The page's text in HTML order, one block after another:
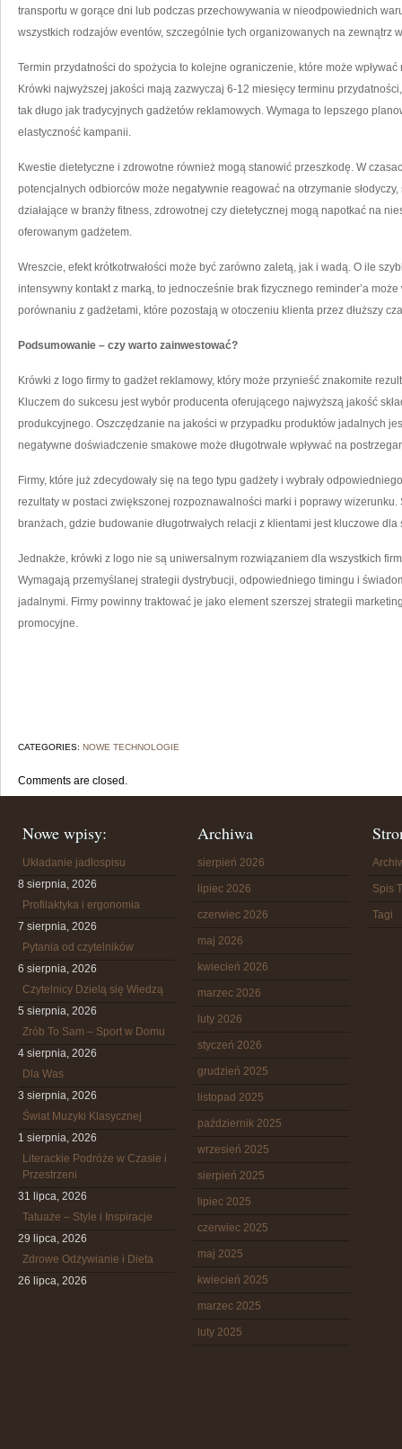
transportu w gorące dni lub podczas przechowywania w nieodpowiednich
wszystkich rodzajów eventów, szczególnie tych organizowanych na zewnątrz
Termin przydatności do spożycia to kolejne ograniczenie, które może
Krówki najwyższej jakości mają zazwyczaj 6-12 miesięcy terminu
tak długo jak tradycyjnych gadżetów reklamowych. Wymaga to lepszego
elastyczność kampanii.
Kwestie dietetyczne i zdrowotne również mogą stanowić przeszkodę. W
potencjalnych odbiorców może negatywnie reagować na otrzymanie
działające w branży fitness, zdrowotnej czy dietetycznej mogą napotkać na
oferowanym gadżetem.
Wreszcie, efekt krótkotrwałości może być zarówno zaletą, jak i wadą. O ile
intensywny kontakt z marką, to jednocześnie brak fizycznego reminder’a
porównaniu z gadżetami, które pozostają w otoczeniu klienta przez dłuższy
Podsumowanie – czy warto zainwestować?
Krówki z logo firmy to gadżet reklamowy, który może przynieść znakomite
Kluczem do sukcesu jest wybór producenta oferującego najwyższą jakość
produkcyjnego. Oszczędzanie na jakości w przypadku produktów jadalnych
negatywne doświadczenie smakowe może długotrwale wpływać na
Firmy, które już zdecydowały się na tego typu gadżety i wybrały
rezultaty w postaci zwiększonej rozpoznawalności marki i poprawy
branżach, gdzie budowanie długotrwałych relacji z klientami jest kluczowe
Jednakże, krówki z logo nie są uniwersalnym rozwiązaniem dla wszystkich
Wymagają przemyślanej strategii dystrybucji, odpowiedniego timingu i
jadalnymi. Firmy powinny traktować je jako element szerszej strategii
promocyjne.
CATEGORIES: NOWE TECHNOLOGIE
Comments are closed.
Nowe wpisy:
Układanie jadłospisu
8 sierpnia, 2026
Profilaktyka i ergonomia
7 sierpnia, 2026
Pytania od czytelników
6 sierpnia, 2026
Czytelnicy Dzielą się Wiedzą
5 sierpnia, 2026
Zrób To Sam – Sport w Domu
4 sierpnia, 2026
Dla Was
3 sierpnia, 2026
Świat Muzyki Klasycznej
1 sierpnia, 2026
Literackie Podróże w Czasie i
Przestrzeni
31 lipca, 2026
Tatuaże – Style i Inspiracje
29 lipca, 2026
Zdrowe Odżywianie i Dieta
26 lipca, 2026
Archiwa
sierpień 2026
lipiec 2026
czerwiec 2026
maj 2026
kwiecień 2026
marzec 2026
luty 2026
styczeń 2026
grudzień 2025
listopad 2025
październik 2025
wrzesień 2025
sierpień 2025
lipiec 2025
czerwiec 2025
maj 2025
kwiecień 2025
marzec 2025
luty 2025
Spis
Tagi